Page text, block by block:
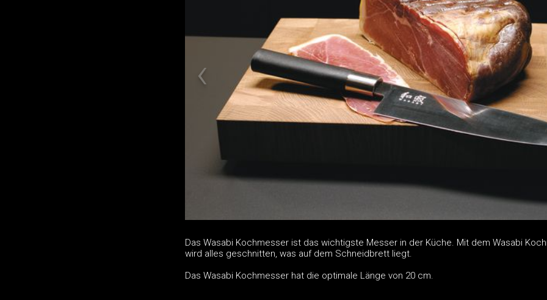
Das Wasabi Kochmesser ist das wichtigste Messer in der Küche. Mit dem Wasabi
wird alles geschnitten, was auf dem Schneidbrett liegt.
Das Wasabi Kochmesser hat die optimale Länge von 20 cm.